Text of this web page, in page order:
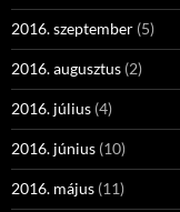
2016. szeptember (5)
2016. augusztus (2)
2016. július (4)
2016. június (10)
2016. május (11)